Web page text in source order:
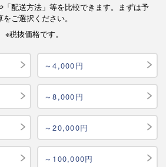
配送方法」等を比較できます。まずは予
をご選択ください。
※税抜価格です。
～4,000円
～8,000円
～20,000円
～100,000円